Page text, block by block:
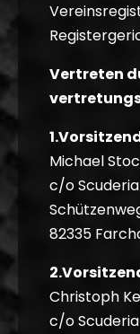
Vertreten
Michael
c/o Scuderia
82335
Christoph
c/o Scuderia